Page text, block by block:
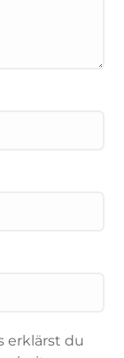
erklärst du